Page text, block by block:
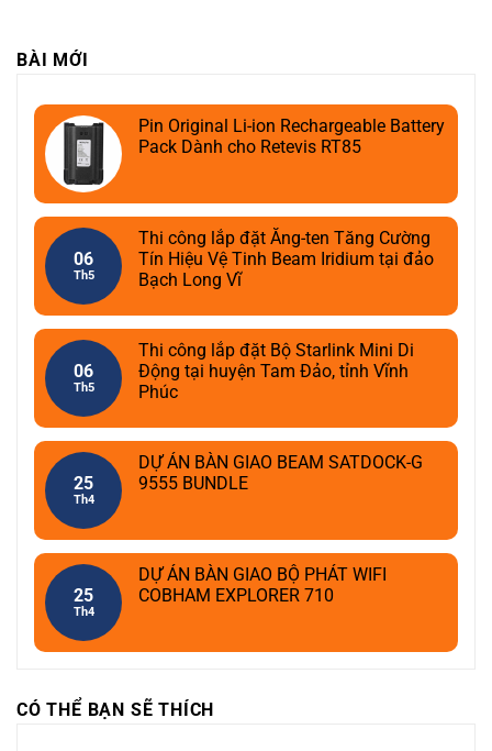
BÀI MỚI
Pin Original Li-ion Rechargeable Battery
Pack Dành cho Retevis RT85
06
Th5
Thi công lắp đặt Ăng-ten Tăng Cường
Tín Hiệu Vệ Tinh Beam Iridium tại đảo
Bạch Long Vĩ
06
Th5
Thi công lắp đặt Bộ Starlink Mini Di
Động tại huyện Tam Đảo, tỉnh Vĩnh
Phúc
25
Th4
DỰ ÁN BÀN GIAO BEAM SATDOCK-G
9555 BUNDLE
25
Th4
DỰ ÁN BÀN GIAO BỘ PHÁT WIFI
COBHAM EXPLORER 710
CÓ THỂ BẠN SẼ THÍCH